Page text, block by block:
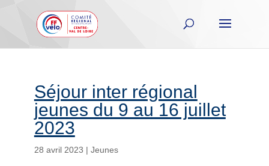
Séjour inter régional
jeunes du 9 au 16 juillet
2023
28 avril 2023 | Jeunes